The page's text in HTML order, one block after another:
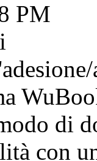
PM
di
con